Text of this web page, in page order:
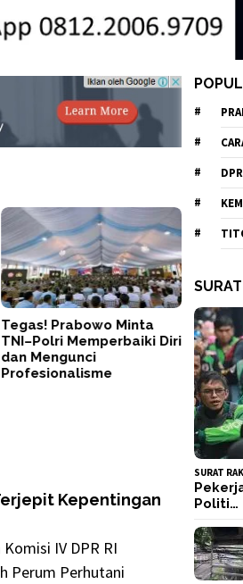
Tegas! Prabowo Minta
TNI–Polri Memperbaiki Diri
dan Mengunci
Profesionalisme
Kepentingan
IV DPR RI
Perum Perhutani
SURAT
Politi…